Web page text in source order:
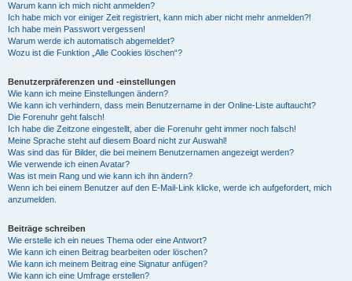
Warum kann ich mich nicht anmelden?
Ich habe mich vor einiger Zeit registriert, kann mich aber nicht mehr anmelden?!
Ich habe mein Passwort vergessen!
Warum werde ich automatisch abgemeldet?
Wozu ist die Funktion „Alle Cookies löschen“?
Benutzerpräferenzen und -einstellungen
Wie kann ich meine Einstellungen ändern?
Wie kann ich verhindern, dass mein Benutzername in der Online-Liste auftaucht?
Die Forenuhr geht falsch!
Ich habe die Zeitzone eingestellt, aber die Forenuhr geht immer noch falsch!
Meine Sprache steht auf diesem Board nicht zur Auswahl!
Was sind das für Bilder, die bei meinem Benutzernamen angezeigt werden?
Wie verwende ich einen Avatar?
Was ist mein Rang und wie kann ich ihn ändern?
Wenn ich bei einem Benutzer auf den E-Mail-Link klicke, werde ich aufgefordert, mich
anzumelden.
Beiträge schreiben
Wie erstelle ich ein neues Thema oder eine Antwort?
Wie kann ich einen Beitrag bearbeiten oder löschen?
Wie kann ich meinem Beitrag eine Signatur anfügen?
Wie kann ich eine Umfrage erstellen?